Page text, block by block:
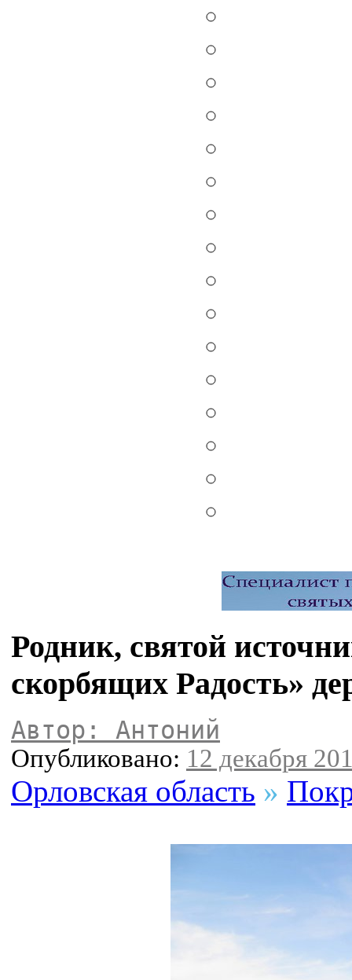
Родник, святой
скорбящих Радость»
Автор: Антоний
Опубликовано: 12 декабря
Орловская область »